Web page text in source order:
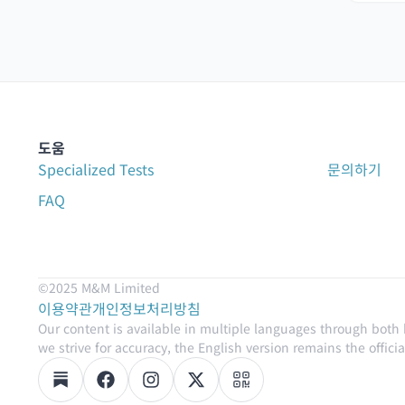
도움
Specialized Tests
문의하기
FAQ
©2025 M&M Limited
이용약관개인정보처리방침
Our content is available in multiple languages through
we strive for accuracy, the English version remains the